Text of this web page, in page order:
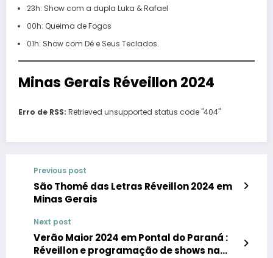
23h: Show com a dupla Luka & Rafael
00h: Queima de Fogos
01h: Show com Dé e Seus Teclados.
Minas Gerais Réveillon 2024
Erro de RSS: Retrieved unsupported status code "404"
Previous post
São Thomé das Letras Réveillon 2024 em
Minas Gerais
Next post
Verão Maior 2024 em Pontal do Paraná :
Réveillon e programação de shows na